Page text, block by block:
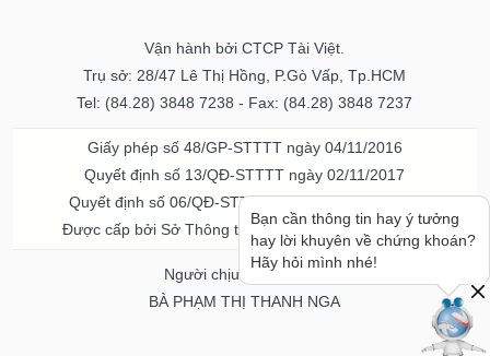
Vận hành bởi CTCP Tài Việt.
Trụ sở: 28/47 Lê Thị Hồng, P.Gò Vấp, Tp.HCM
Tel: (84.28) 3848 7238 - Fax: (84.28) 3848 7237
Giấy phép số 48/GP-STTTT ngày 04/11/2016
Quyết định số 13/QĐ-STTTT ngày 02/11/2017
Quyết định số 06/QĐ-STTTT-ICP ngày 20/07/2023
Được cấp bởi Sở Thông tin và Truyền thông TPHCM
Người chịu trách nhiệm
BÀ PHẠM THỊ THANH NGA
Bạn cần thông tin hay ý tưởng
hay lời khuyên về chứng khoán?
Hãy hỏi mình nhé!